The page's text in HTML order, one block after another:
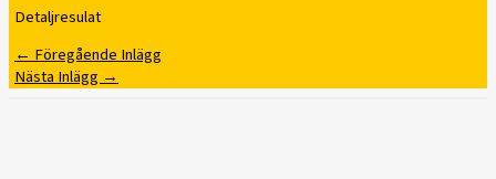
Detaljresulat
←Föregående Inlägg
Nästa Inlägg→